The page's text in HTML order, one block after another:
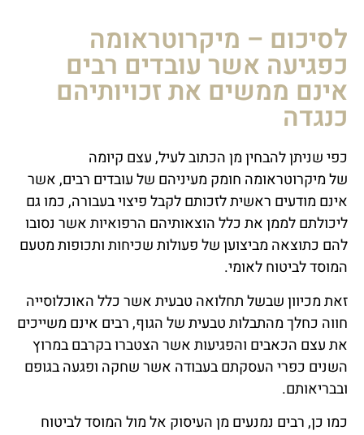
לסיכום – מיקרוטראומה
כפגיעה אשר עובדים רבים
אינם ממשים את זכויותיהם
כנגדה
כפי שניתן להבחין מן הכתוב לעיל, עצם קיומה
שלמיקרוטראומה חומק מעיניהם של עובדים רבים, אשר
אינם מודעים ראשית לזכותם לקבל פיצוי בעבורה, כמו גם
ליכולתם לממן את כלל הוצאותיהם הרפואיות אשר נסובו
להם כתוצאה מביצוען של פעולות שכיחות ותכופות מטעם
המוסד לביטוח לאומי.
זאת מכיוון שבשל תחלואה טבעית אשר כלל האוכלוסייה
חווה כחלךמהתבלות טבעית של הגוף, רבים אינם משייכים
את עצם הכאבים והפגיעות אשר הצטברו בקרבם במרוץ
השנים כפרי העסקתם בעבודה אשר שחקה ופגעה בגופם
ובבריאותם.
כמו כן, רבים נמנעים מן העיסוק אל מול המוסד לביטוח